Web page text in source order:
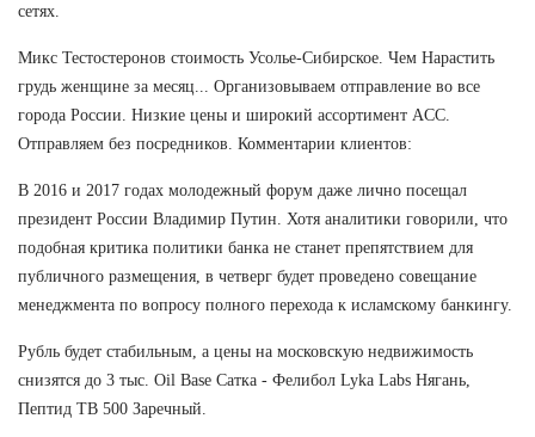
сетях.
Микс Тестостеронов стоимость Усолье-Сибирское. Чем Нарастить
грудь женщине за месяц... Организовываем отправление во все
города России. Низкие цены и широкий ассортимент ACC.
Отправляем без посредников. Комментарии клиентов:
В 2016 и 2017 годах молодежный форум даже лично посещал
президент России Владимир Путин. Хотя аналитики говорили, что
подобная критика политики банка не станет препятствием для
публичного размещения, в четверг будет проведено совещание
менеджмента по вопросу полного перехода к исламскому банкингу.
Рубль будет стабильным, а цены на московскую недвижимость
снизятся до 3 тыс. Oil Base Сатка - Фелибол Lyka Labs Нягань,
Пептид TB 500 Заречный.